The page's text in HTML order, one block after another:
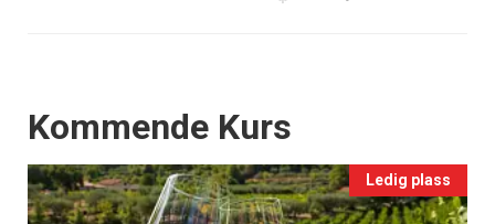
Events
Kommende Kurs
Ledig plass